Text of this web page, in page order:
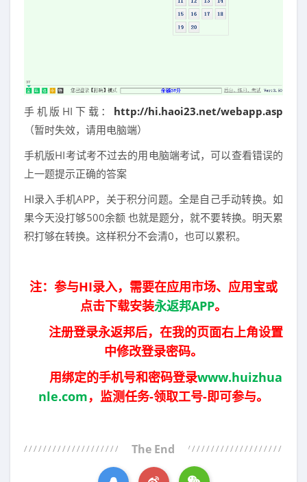
手机版HI下载： http://hi.haoi23.net/webapp.asp
（暂时失效，请用电脑端）
手机版HI考试考不过去的用电脑端考试，可以查看错误的
上一题提示正确的答案
HI录入手机APP，关于积分问题。全是自己手动转换。如
果今天没打够500余额 也就是题分，就不要转换。明天累
积打够在转换。这样积分不会清0，也可以累积。
注：参与HI录入，需要在应用市场、应用宝或
点击下载安装永返邦APP。
注册登录永返邦后，在我的页面右上角设置
中修改登录密码。
用绑定的手机号和密码登录www.huizhua
nle.com，监测任务-领取工号-即可参与。
The End